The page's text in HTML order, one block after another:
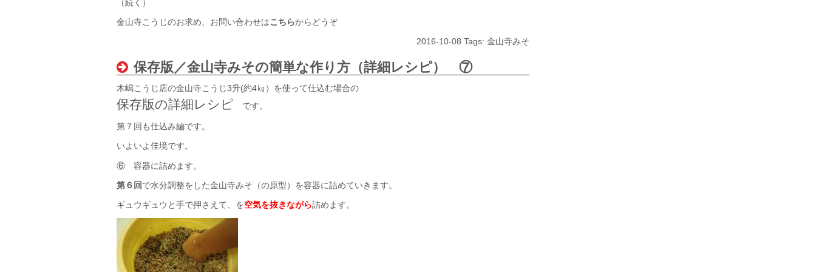
（続く）
金山寺こうじのお求め、お問い合わせはこちらからどうぞ
2016-10-08 Tags: 金山寺みそ
保存版／金山寺みその簡単な作り方（詳細レシピ） ⑦
木嶋こうじ店の金山寺こうじ3升(約4㎏）を使って仕込む場合の
保存版の詳細レシピ です。
第７回も仕込み編です。
いよいよ佳境です。
⑥ 容器に詰めます。
第６回で水分調整をした金山寺みそ（の原型）を容器に詰めていきます。
ギュウギュウと手で押さえて、を空気を抜きながら詰めます。